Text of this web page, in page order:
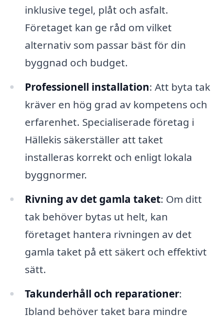
inklusive tegel, plåt och asfalt.
Företaget kan ge råd om vilket
alternativ som passar bäst för din
byggnad och budget.
Professionell installation: Att byta tak
kräver en hög grad av kompetens och
erfarenhet. Specialiserade företag i
Hällekis säkerställer att taket
installeras korrekt och enligt lokala
byggnormer.
Rivning av det gamla taket: Om ditt
tak behöver bytas ut helt, kan
företaget hantera rivningen av det
gamla taket på ett säkert och effektivt
sätt.
Takunderhåll och reparationer:
Ibland behöver taket bara mindre